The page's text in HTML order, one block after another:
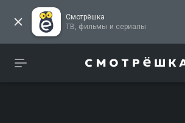
Смотрёшка
ТВ, фильмы и сериалы